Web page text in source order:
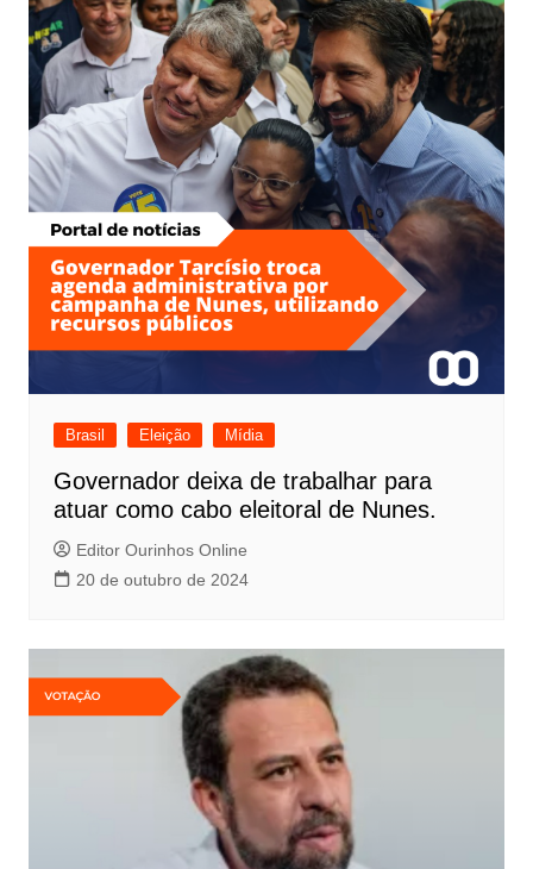
Brasil Eleição Mídia
Governador deixa de trabalhar para
atuar como cabo eleitoral de Nunes.
Editor Ourinhos Online
20 de outubro de 2024